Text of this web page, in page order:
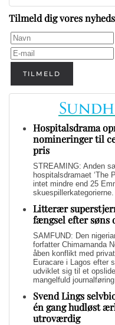
Tilmeld dig vores
TILMELD
Hospitalsdrama
nomineringer til
pris
STREAMING: Anden
hospitalsdramaet ‘The
intet mindre end 25
skuespillerkategorierne.
Litterær
fængsel efter søns
SAMFUND: Den
forfatter Chimamanda
åben konflikt med
Euracare i Lagos efter
udviklet sig til et
mangelfuld
Svend Lings
én gang hudløst
utroværdig